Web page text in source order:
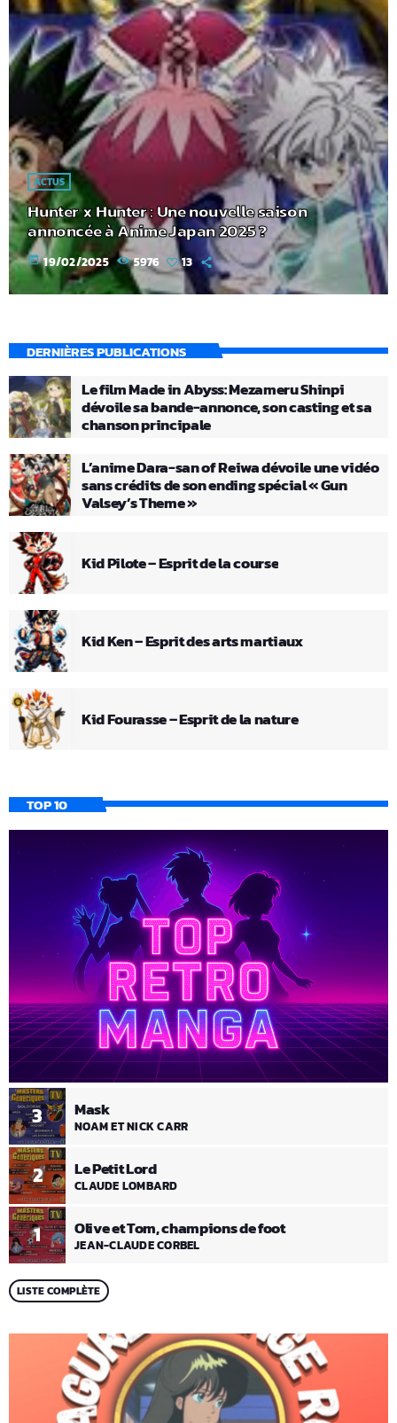
ACTUS
Hunter x Hunter : Une nouvelle saison
annoncée à Anime Japan 2025 ?
today 19/02/2025 5976 13
DERNIÈRES PUBLICATIONS
Le film Made in Abyss: Mezameru Shinpi
dévoile sa bande-annonce, son casting et sa
chanson principale
L’anime Dara-san of Reiwa dévoile une vidéo
sans crédits de son ending spécial « Gun
Valsey’s Theme »
Kid Pilote – Esprit de la course
Kid Ken – Esprit des arts martiaux
Kid Fourasse – Esprit de la nature
TOP 10
1 Olive et Tom, champions de foot
JEAN-CLAUDE CORBEL
2 Le Petit Lord
CLAUDE LOMBARD
3 Mask
NOAM ET NICK CARR
LISTE COMPLÈTE